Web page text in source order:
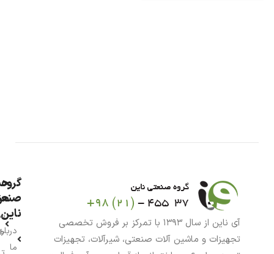
آی ناین از سال ۱۳۹۳ با تمرکز بر فروش تخصصی
تجهیزات و ماشین آلات صنعتی، شیرآلات، تجهیزات
گروه
ناین
ما